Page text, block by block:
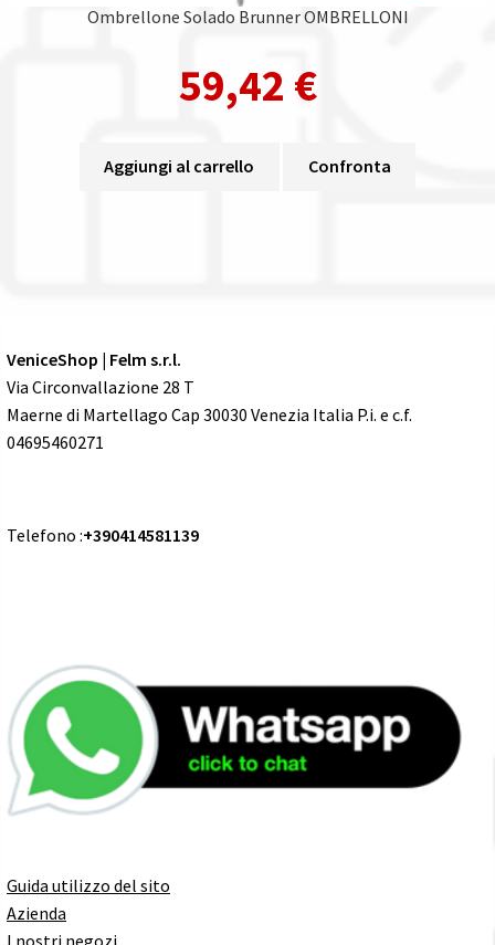
Ombrellone Solado Brunner OMBRELLONI
59,42 €
Aggiungi al carrello Confronta
VeniceShop | Felm s.r.l.
Via Circonvallazione 28 T
Maerne di Martellago Cap 30030 Venezia Italia P.i. e c.f.
04695460271
Telefono :+390414581139
Guida utilizzo del sito
Azienda